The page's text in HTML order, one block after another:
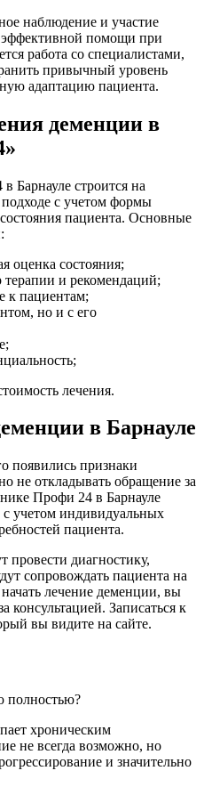
наблюдение и участие
помощи при
работа со специалистами,
привычный уровень
адаптацию пациента.
деменции в
Барнауле строится на
с учетом формы
пациента. Основные
оценка состояния;
и рекомендаций;
к пациентам;
но и с его
лечения.
в Барнауле
появились признаки
не откладывать обращение за
Профи 24 в Барнауле
учетом индивидуальных
пациента.
диагностику,
сопровождать пациента на
лечение деменции, вы
консультацией. Записаться к
вы видите на сайте.
полностью?
хроническим
не всегда возможно, но
и значительно